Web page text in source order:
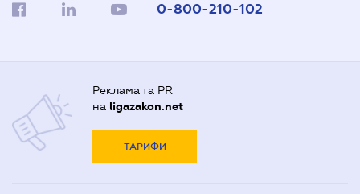
0-800-210-102
Реклама та PR
на ligazakon.net
ТАРИФИ